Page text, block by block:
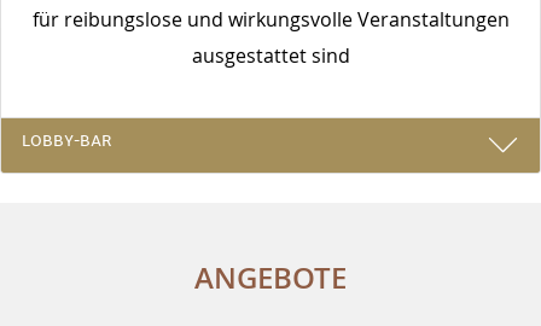
für reibungslose und wirkungsvolle Veranstaltungen
ausgestattet sind
LOBBY-BAR
ANGEBOTE